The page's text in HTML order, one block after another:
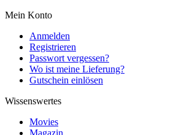
Mein Konto
Anmelden
Registrieren
Passwort vergessen?
Wo ist meine Lieferung?
Gutschein einlösen
Wissenswertes
Movies
Magazin